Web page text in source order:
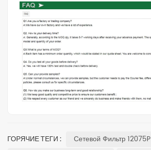
ГОРЯЧИЕ ТЕГИ : Сетевой Фильтр 12075P